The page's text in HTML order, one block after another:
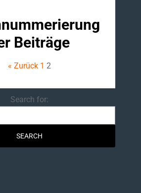
Beiträge
« Zurück 1 2
Search for:Search